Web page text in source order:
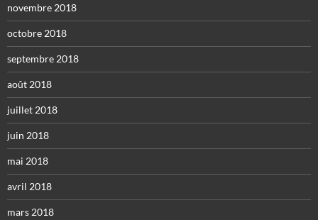
novembre 2018
octobre 2018
septembre 2018
août 2018
juillet 2018
juin 2018
mai 2018
avril 2018
mars 2018